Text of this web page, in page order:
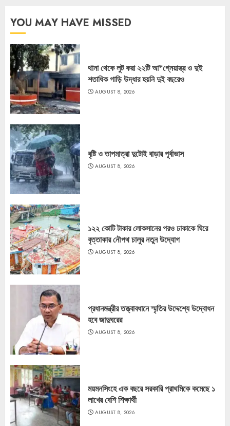
YOU MAY HAVE MISSED
থানা থেকে লুট করা ২২টি আ*গ্নেয়াস্ত্র ও দুই
শতাধিক গাড়ি উদ্ধার হয়নি দুই বছরেও
AUGUST 8, 2026
বৃষ্টি ও তাপমাত্রা দুটোই বাড়ার পূর্বাভাস
AUGUST 8, 2026
১২২ কোটি টাকার লোকসানের পরও ঢাকাকে ঘিরে
বৃত্তাকার নৌপথ চালুর নতুন উদ্যোগ
AUGUST 8, 2026
প্রধানমন্ত্রীর তত্ত্বাবধানে স্মৃতির উদ্দেশ্যে উদ্বোধন
হবে জাদুঘরের
AUGUST 8, 2026
ময়মনসিংহে এক বছরে সরকারি প্রাথমিকে কমেছে ১
লাখের বেশি শিক্ষার্থী
AUGUST 8, 2026